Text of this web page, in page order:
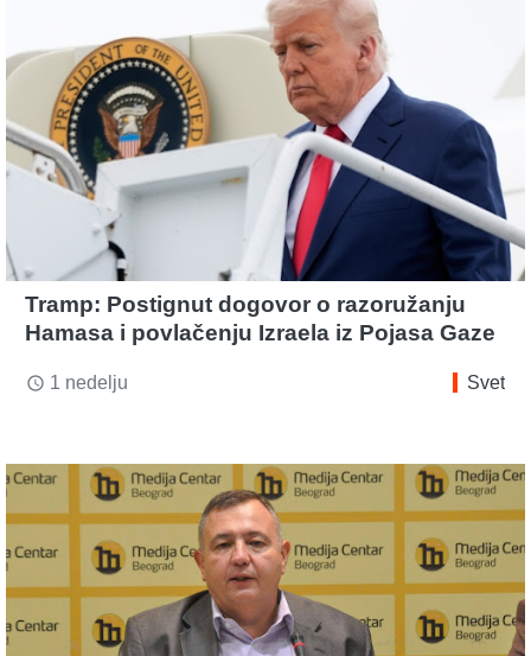
Tramp: Postignut dogovor o razoružanju
Hamasa i povlačenju Izraela iz Pojasa Gaze
access_time 1 nedelju Svet